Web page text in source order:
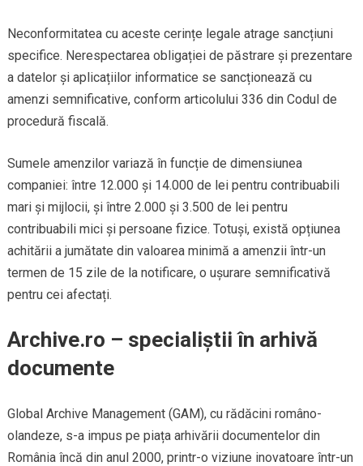
Neconformitatea cu aceste cerințe legale atrage sancțiuni
specifice. Nerespectarea obligației de păstrare și prezentare
a datelor și aplicațiilor informatice se sancționează cu
amenzi semnificative, conform articolului 336 din Codul de
procedură fiscală.
Sumele amenzilor variază în funcție de dimensiunea
companiei: între 12.000 și 14.000 de lei pentru contribuabili
mari și mijlocii, și între 2.000 și 3.500 de lei pentru
contribuabili mici și persoane fizice. Totuși, există opțiunea
achitării a jumătate din valoarea minimă a amenzii într-un
termen de 15 zile de la notificare, o ușurare semnificativă
pentru cei afectați.
Archive.ro – specialiștii în arhivă
documente
Global Archive Management (GAM), cu rădăcini româno-
olandeze, s-a impus pe piața arhivării documentelor din
România încă din anul 2000, printr-o viziune inovatoare într-un